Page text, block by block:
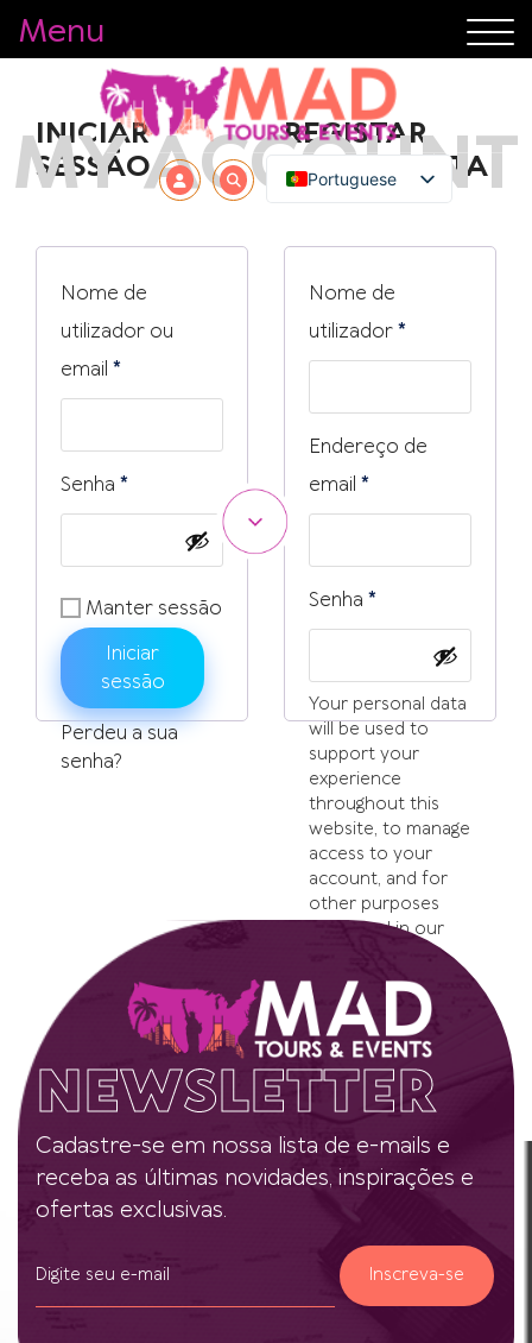
Menu
Portuguese
MY ACCOUNT
INICIAR
SESSÃO
Nome de
utilizador ou
email *Obrigatório
Senha *Obrigatório
Manter sessão
Iniciar
sessão
Perdeu a sua
senha?
REGISTAR
NOVA CONTA
Nome de
utilizador*Obrigatório
Endereço de
email *Obrigatório
Senha *Obrigatório
Your personal data
will be used to
support your
experience
throughout this
website, to manage
access to your
account, and for
other purposes
described in our
privacidade.
Registar
nova conta
NEWSLETTER
Cadastre-se em nossa lista de e-mails e
receba as últimas novidades, inspirações e
ofertas exclusivas.
Inscreva-se